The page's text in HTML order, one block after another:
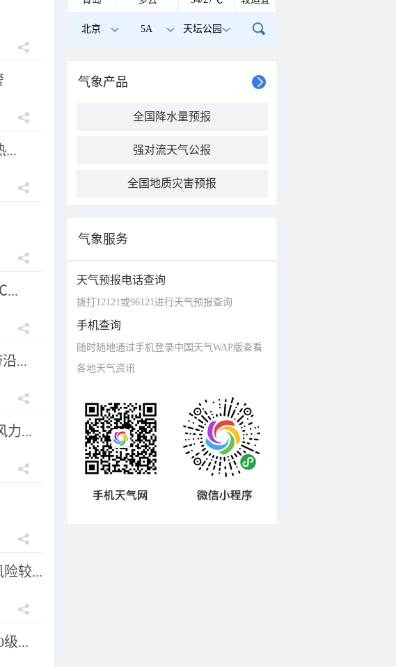
...
...
力...
较...
...
北京 5A 天坛公园
气象产品
全国降水量预报
强对流天气公报
全国地质灾害预报
气象服务
天气预报电话查询
拨打12121或96121进行天气预报查询
手机查询
随时随地通过手机登录中国天气WAP版查看
各地天气资讯